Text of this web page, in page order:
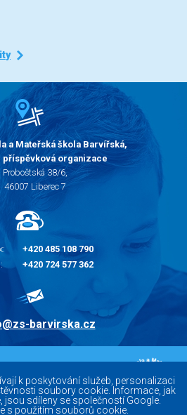
k poskytování služeb, personalizaci
soubory cookie. Informace, jak
jsou sdíleny se společností Google.
s použitím souborů cookie.
a Mateřská škola Barvířská,
organizace
Proboštská 38/6,
46007 Liberec 7
+420 485 108 790
+420 724 577 362
barvirska.cz